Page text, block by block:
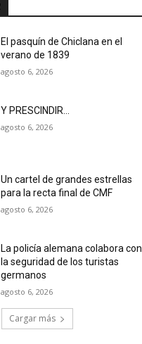
El pasquín de Chiclana en el
verano de 1839
agosto 6, 2026
Y PRESCINDIR…
agosto 6, 2026
Un cartel de grandes estrellas
para la recta final de CMF
agosto 6, 2026
La policía alemana colabora con
la seguridad de los turistas
germanos
agosto 6, 2026
Cargar más